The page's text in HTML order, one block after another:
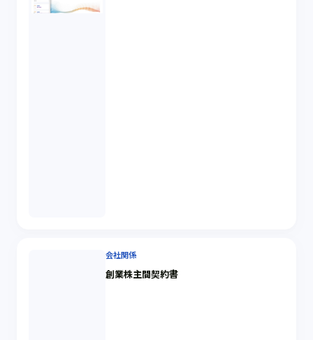
会社関係
創業株主間契約書